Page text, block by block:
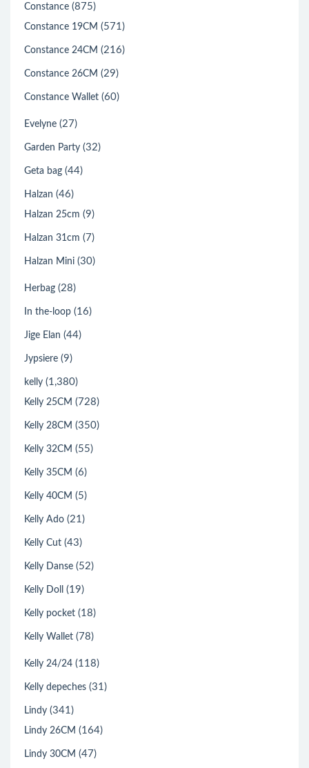
Constance (875)
Constance 19CM (571)
Constance 24CM (216)
Constance 26CM (29)
Constance Wallet (60)
Evelyne (27)
Garden Party (32)
Geta bag (44)
Halzan (46)
Halzan 25cm (9)
Halzan 31cm (7)
Halzan Mini (30)
Herbag (28)
In the-loop (16)
Jige Elan (44)
Jypsiere (9)
kelly (1,380)
Kelly 25CM (728)
Kelly 28CM (350)
Kelly 32CM (55)
Kelly 35CM (6)
Kelly 40CM (5)
Kelly Ado (21)
Kelly Cut (43)
Kelly Danse (52)
Kelly Doll (19)
Kelly pocket (18)
Kelly Wallet (78)
Kelly 24/24 (118)
Kelly depeches (31)
Lindy (341)
Lindy 26CM (164)
Lindy 30CM (47)